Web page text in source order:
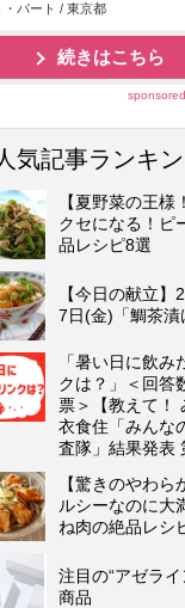
・パート / 東京都
続きはこちら
気記事ランキ
【夏野菜の王様
クセになる！ピ
品レシピ8選
【今日の献立】
7日(金)「鯛茶漬
「暑い日に飲み
クは？」＜回答
票＞【教えて！
衣食住「みんな
査隊」結果発表
【驚きのやわら
ルシーなのに大
ね肉の絶品レシ
注目の“アゼラ
商品